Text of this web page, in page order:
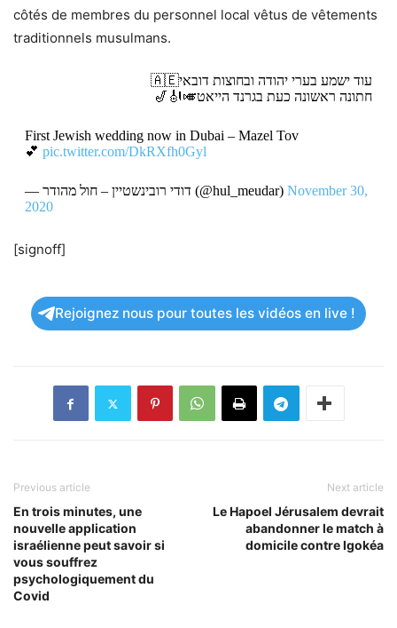
côtés de membres du personnel local vêtus de vêtements
traditionnels musulmans.
עוד ישמע בערי יהודה ובחוצות דובאי🇦🇪
חתונה ראשונה כעת בגרנד הייאט🎺🎻🎷
First Jewish wedding now in Dubai – Mazel Tov
💕 pic.twitter.com/DkRXfh0Gyl
— דודי רובינשטיין – חול מהודר (@hul_meudar) November 30,
2020
[signoff]
Rejoignez nous pour toutes les vidéos en live !
Previous article
En trois minutes, une
nouvelle application
israélienne peut savoir si
vous souffrez
psychologiquement du
Covid
Next article
Le Hapoel Jérusalem devrait
abandonner le match à
domicile contre Igokéa